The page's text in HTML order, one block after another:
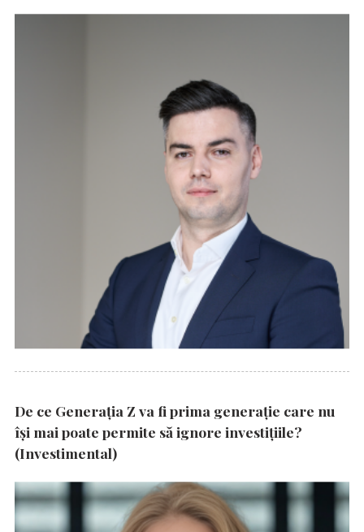
De ce Generația Z va fi prima generație care nu
își mai poate permite să ignore investițiile?
(Investimental)